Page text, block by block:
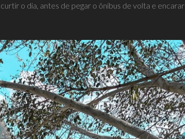
o dia, antes de pegar o ônibus de volta e encarar